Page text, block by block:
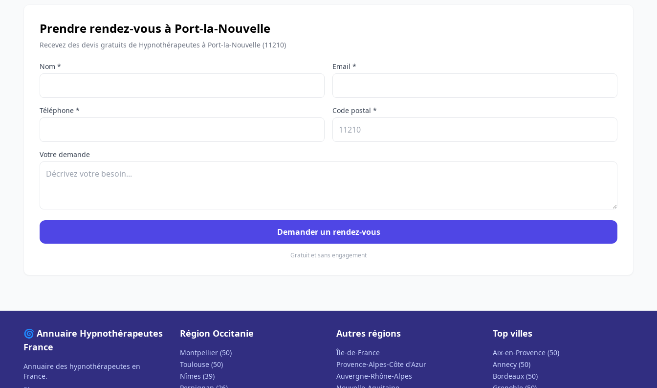
Prendre rendez-vous à Port-la-Nouvelle
Recevez des devis gratuits de Hypnothérapeutes à Port-la-Nouvelle (11210)
Nom * Email *
Téléphone * Code postal *
Votre demande
Demander un rendez-vous
Gratuit et sans engagement
🌀 Annuaire Hypnothérapeutes
France
Annuaire des hypnothérapeutes en
France.
Région Occitanie
Montpellier (50)
Toulouse (50)
Nîmes (39)
Autres régions
Île-de-France
Provence-Alpes-Côte d'Azur
Auvergne-Rhône-Alpes
Top villes
Aix-en-Provence (50)
Annecy (50)
Bordeaux (50)